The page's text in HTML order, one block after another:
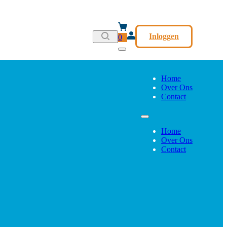
0 Inloggen
Home
Over Ons
Contact
Home
Over Ons
Contact